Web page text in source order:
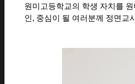
원미고등학교의 학생 자치를
인, 중심이 될 여러분께 정면교